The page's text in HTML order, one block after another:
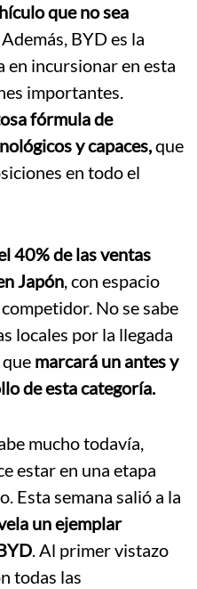
que no sea
BYD es la
en incursionar en esta
importantes.
fórmula de
y capaces,que
en todo el
40% de las ventas
Japón, con espacio
No se sabe
locales por la llegada
marcará un antes y
de esta categoría.
mucho todavía,
estar en una etapa
Esta semana salió a la
un ejemplar
. Al primer vistazo
todas las